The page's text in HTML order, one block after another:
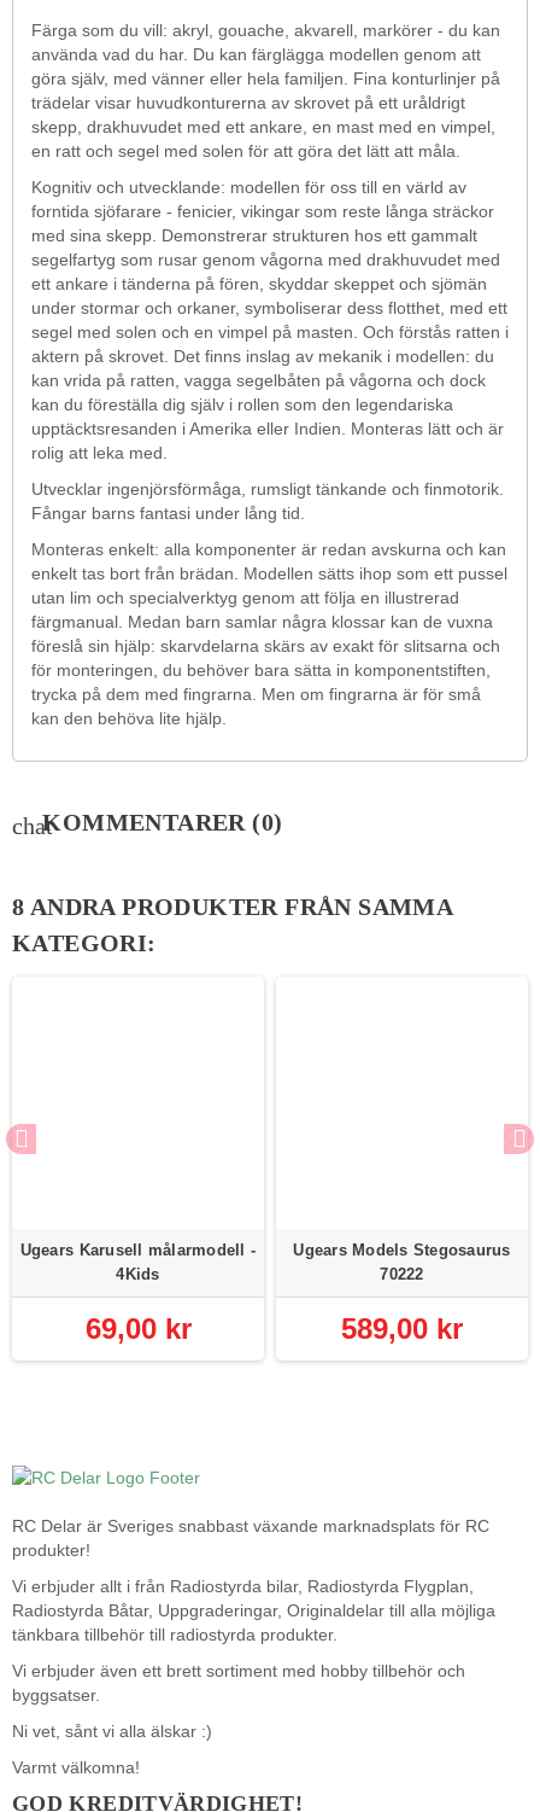
Färga som du vill: akryl, gouache, akvarell, markörer - du kan
använda vad du har. Du kan färglägga modellen genom att
göra själv, med vänner eller hela familjen. Fina konturlinjer på
trädelar visar huvudkonturerna av skrovet på ett uråldrigt
skepp, drakhuvudet med ett ankare, en mast med en vimpel,
en ratt och segel med solen för att göra det lätt att måla.
Kognitiv och utvecklande: modellen för oss till en värld av
forntida sjöfarare - fenicier, vikingar som reste långa sträckor
med sina skepp. Demonstrerar strukturen hos ett gammalt
segelfartyg som rusar genom vågorna med drakhuvudet med
ett ankare i tänderna på fören, skyddar skeppet och sjömän
under stormar och orkaner, symboliserar dess flotthet, med ett
segel med solen och en vimpel på masten. Och förstås ratten i
aktern på skrovet. Det finns inslag av mekanik i modellen: du
kan vrida på ratten, vagga segelbåten på vågorna och dock
kan du föreställa dig själv i rollen som den legendariska
upptäcktsresanden i Amerika eller Indien. Monteras lätt och är
rolig att leka med.
Utvecklar ingenjörsförmåga, rumsligt tänkande och finmotorik.
Fångar barns fantasi under lång tid.
Monteras enkelt: alla komponenter är redan avskurna och kan
enkelt tas bort från brädan. Modellen sätts ihop som ett pussel
utan lim och specialverktyg genom att följa en illustrerad
färgmanual. Medan barn samlar några klossar kan de vuxna
föreslå sin hjälp: skarvdelarna skärs av exakt för slitsarna och
för monteringen, du behöver bara sätta in komponentstiften,
trycka på dem med fingrarna. Men om fingrarna är för små
kan den behöva lite hjälp.
chatKOMMENTARER (0)
8 ANDRA PRODUKTER FRÅN SAMMA
KATEGORI:
Ugears Karusell målarmodell -
4Kids
69,00 kr
Ugears Models Stegosaurus
70222
589,00 kr
RC Delar är Sveriges snabbast växande marknadsplats för RC
produkter!
Vi erbjuder allt i från Radiostyrda bilar, Radiostyrda Flygplan,
Radiostyrda Båtar, Uppgraderingar, Originaldelar till alla möjliga
tänkbara tillbehör till radiostyrda produkter.
Vi erbjuder även ett brett sortiment med hobby tillbehör och
byggsatser.
Ni vet, sånt vi alla älskar :)
Varmt välkomna!
GOD KREDITVÄRDIGHET!